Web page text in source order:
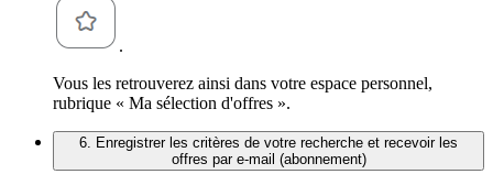
.
Vous les retrouverez ainsi dans votre espace personnel,
rubrique « Ma sélection d'offres ».
6. Enregistrer les critères de votre recherche et recevoir les
offres par e-mail (abonnement)